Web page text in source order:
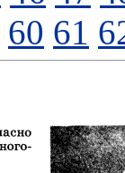
60 61